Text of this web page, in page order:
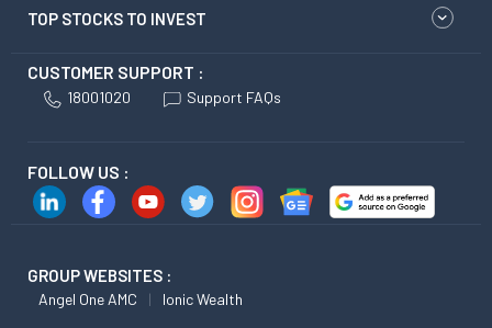
TOP STOCKS TO INVEST
CUSTOMER SUPPORT :
18001020 Support FAQs
FOLLOW US :
GROUP WEBSITES :
Angel One AMC Ionic Wealth